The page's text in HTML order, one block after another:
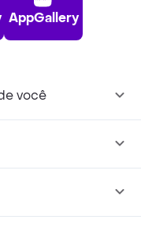
AppGallery
você